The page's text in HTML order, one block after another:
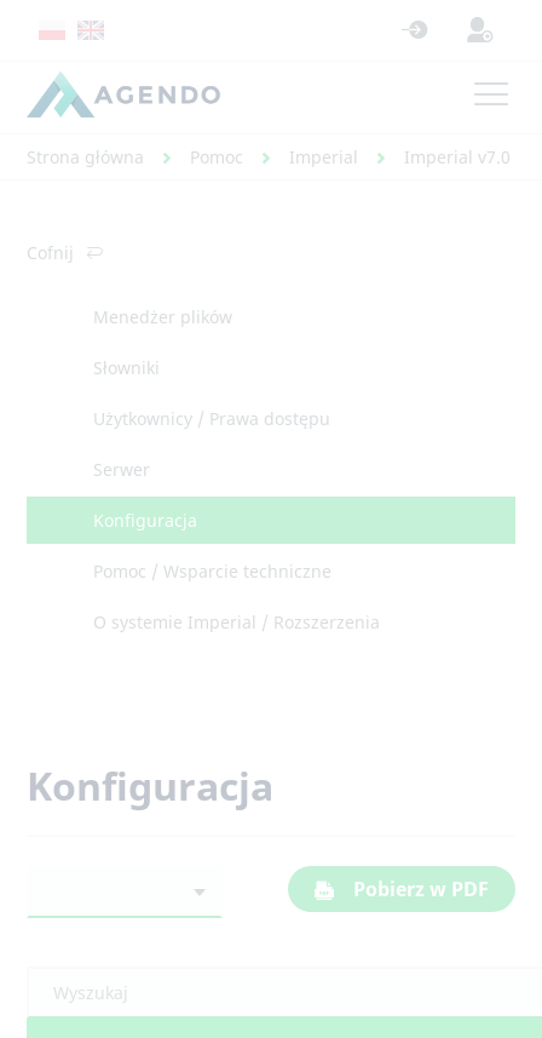
Strona główna Pomoc Imperial Imperial v7.0 -
Cofnij
Menedżer plików
Słowniki
Użytkownicy / Prawa dostępu
Serwer
Konfiguracja
Pomoc / Wsparcie techniczne
O systemie Imperial / Rozszerzenia
Konfiguracja
Pobierz w PDF